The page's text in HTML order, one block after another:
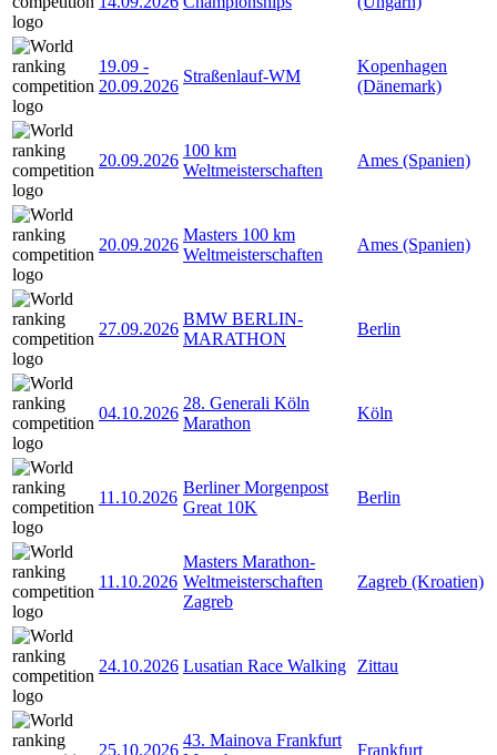
19.09 -
20.09.2026
Straßenlauf-WM
Kopenhagen
(Dänemark)
20.09.2026
100 km
Weltmeisterschaften
Ames (Spanien)
20.09.2026
Masters 100 km
Weltmeisterschaften
Ames (Spanien)
27.09.2026
BMW BERLIN-
MARATHON
Berlin
04.10.2026
28. Generali Köln
Marathon
Köln
11.10.2026
Berliner Morgenpost
Great 10K
Berlin
11.10.2026
Masters Marathon-
Weltmeisterschaften
Zagreb
Zagreb (Kroatien)
24.10.2026 Lusatian Race Walking Zittau
25.10.2026
43. Mainova Frankfurt
Frankfurt